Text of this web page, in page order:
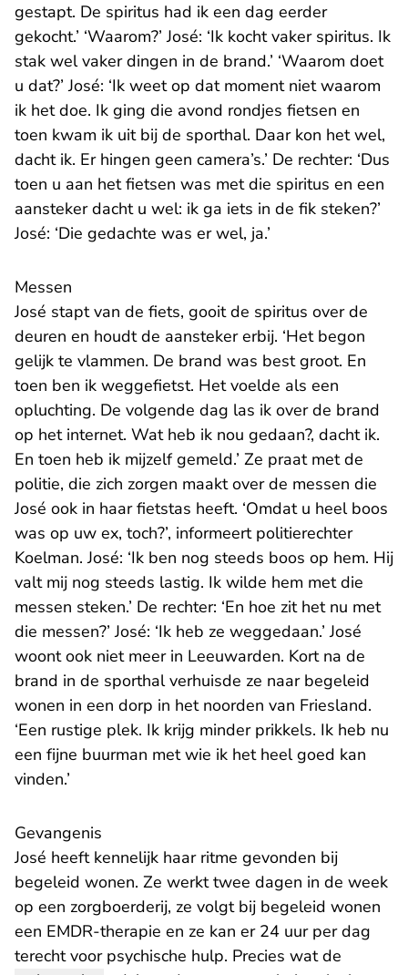
gestapt. De spiritus had ik een dag eerder
gekocht.’ ‘Waarom?’ José: ‘Ik kocht vaker spiritus. Ik
stak wel vaker dingen in de brand.’ ‘Waarom doet
u dat?’ José: ‘Ik weet op dat moment niet waarom
ik het doe. Ik ging die avond rondjes fietsen en
toen kwam ik uit bij de sporthal. Daar kon het wel,
dacht ik. Er hingen geen camera’s.’ De rechter: ‘Dus
toen u aan het fietsen was met die spiritus en een
aansteker dacht u wel: ik ga iets in de fik steken?’
José: ‘Die gedachte was er wel, ja.’
Messen
José stapt van de fiets, gooit de spiritus over de
deuren en houdt de aansteker erbij. ‘Het begon
gelijk te vlammen. De brand was best groot. En
toen ben ik weggefietst. Het voelde als een
opluchting. De volgende dag las ik over de brand
op het internet. Wat heb ik nou gedaan?, dacht ik.
En toen heb ik mijzelf gemeld.’ Ze praat met de
politie, die zich zorgen maakt over de messen die
José ook in haar fietstas heeft. ‘Omdat u heel boos
was op uw ex, toch?’, informeert politierechter
Koelman. José: ‘Ik ben nog steeds boos op hem. Hij
valt mij nog steeds lastig. Ik wilde hem met die
messen steken.’ De rechter: ‘En hoe zit het nu met
die messen?’ José: ‘Ik heb ze weggedaan.’ José
woont ook niet meer in Leeuwarden. Kort na de
brand in de sporthal verhuisde ze naar begeleid
wonen in een dorp in het noorden van Friesland.
‘Een rustige plek. Ik krijg minder prikkels. Ik heb nu
een fijne buurman met wie ik het heel goed kan
vinden.’
Gevangenis
José heeft kennelijk haar ritme gevonden bij
begeleid wonen. Ze werkt twee dagen in de week
op een zorgboerderij, ze volgt bij begeleid wonen
een EMDR-therapie en ze kan er 24 uur per dag
terecht voor psychische hulp. Precies wat de